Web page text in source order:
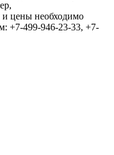
цены необходимо
+7-499-946-23-33, +7-